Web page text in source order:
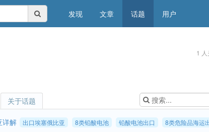
发现 文章 话题 用户
1
关于话题
详解 出口埃塞俄比亚 8类铅酸电池 铅酸电池出口
8类危险品海运